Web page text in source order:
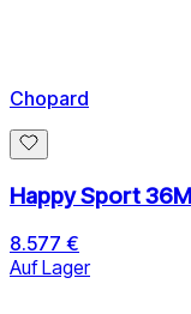
Chopard
Happy Sport
8.577 €
Auf Lager